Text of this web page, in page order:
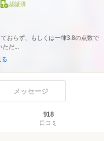
認証済
おらず、もしくは一律3.8の点数で
だ...
る
メッセージ
918
口コミ